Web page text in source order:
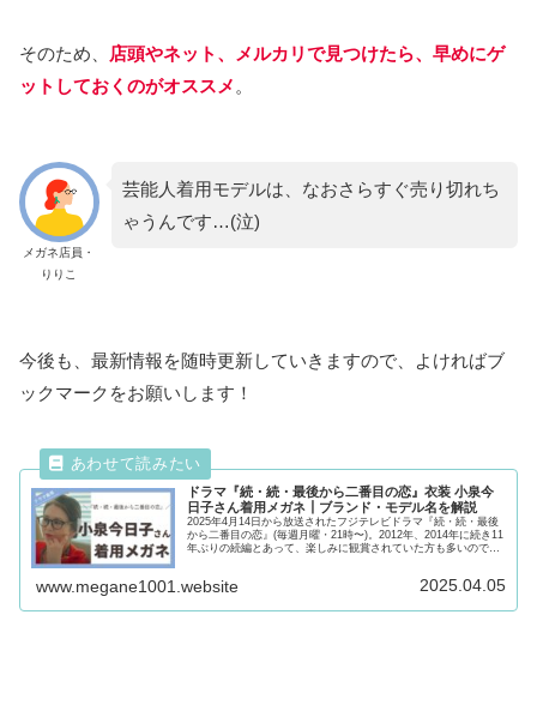
そのため、 店頭やネット、メルカリで見つけたら、早めにゲ
ットしておくのがオススメ。
メガネ店員・
りりこ
芸能人着用モデルは、なおさらすぐ売り切れち
ゃうんです…(泣)
今後も、最新情報を随時更新していきますので、よければブ
ックマークをお願いします！
ドラマ『続・続・最後から二番目の恋』衣装 小泉今
日子さん着用メガネ┃ブランド・モデル名を解説
2025年4月14日から放送されたフジテレビドラマ『続・続・最後
から二番目の恋』(毎週月曜・21時〜)。2012年、2014年に続き11
年ぶりの続編とあって、楽しみに観賞されていた方も多いのでは
www.megane1001.website 2025.04.05